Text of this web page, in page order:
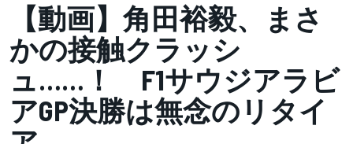
【動画】角田裕毅、まさ
かの接触クラッシ
ュ……！ F1サウジアラビ
アGP決勝は無念のリタイ